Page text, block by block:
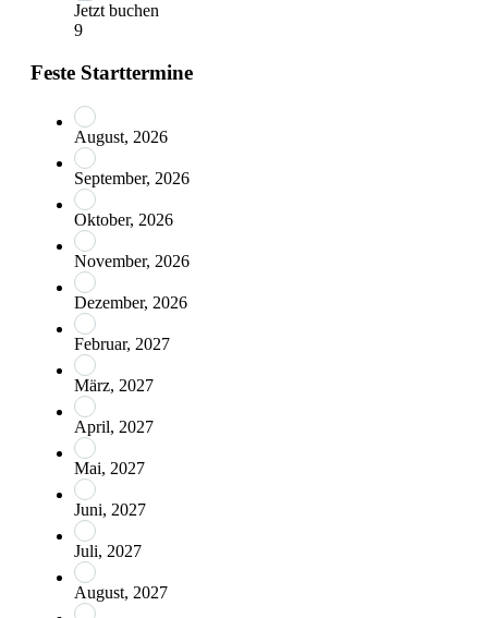
Jetzt buchen
9
Feste Starttermine
August, 2026
September, 2026
Oktober, 2026
November, 2026
Dezember, 2026
Februar, 2027
März, 2027
April, 2027
Mai, 2027
Juni, 2027
Juli, 2027
August, 2027